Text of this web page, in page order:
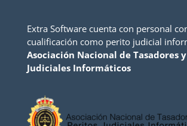
Extra Software cuenta con personal
cualificación como perito judicial
Asociación Nacional de Tasadores
Judiciales Informáticos